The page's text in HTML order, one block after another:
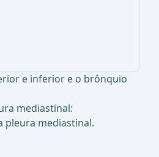
e inferior e o brônquio
mediastinal:
pleura mediastinal.